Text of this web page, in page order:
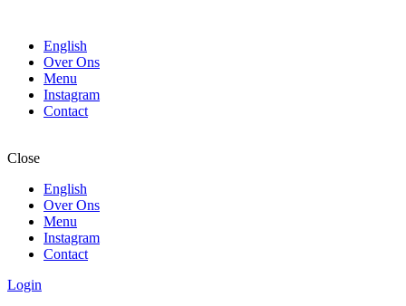
English
Over Ons
Menu
Instagram
Contact
Close
English
Over Ons
Menu
Instagram
Contact
Login